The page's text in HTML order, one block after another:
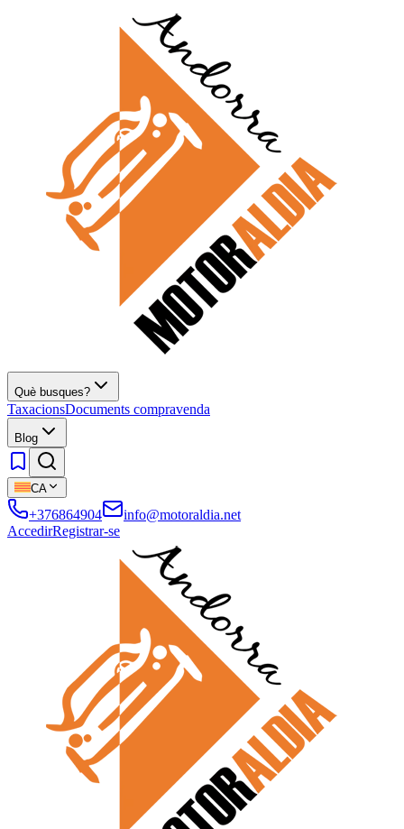
Què busques?
TaxacionsDocuments compravenda
Blog
CA
+376864904
info@motoraldia.net
AccedirRegistrar-se